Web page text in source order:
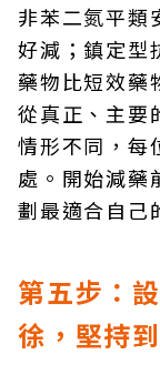
非苯二氮平類
好減；鎮定型
藥物比短效藥
從真正、主要
情形不同，每
處。開始減藥
劃最適合自己
第五步：
徐，堅持